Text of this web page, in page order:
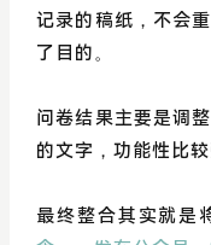
记录的稿纸，不会
了目的。
问卷结果主要是调
的文字，功能性比
最终整合其实就是